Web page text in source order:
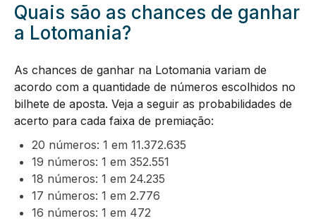
Quais são as chances de ganhar
a Lotomania?
As chances de ganhar na Lotomania variam de
acordo com a quantidade de números escolhidos no
bilhete de aposta. Veja a seguir as probabilidades de
acerto para cada faixa de premiação:
20 números: 1 em 11.372.635
19 números: 1 em 352.551
18 números: 1 em 24.235
17 números: 1 em 2.776
16 números: 1 em 472